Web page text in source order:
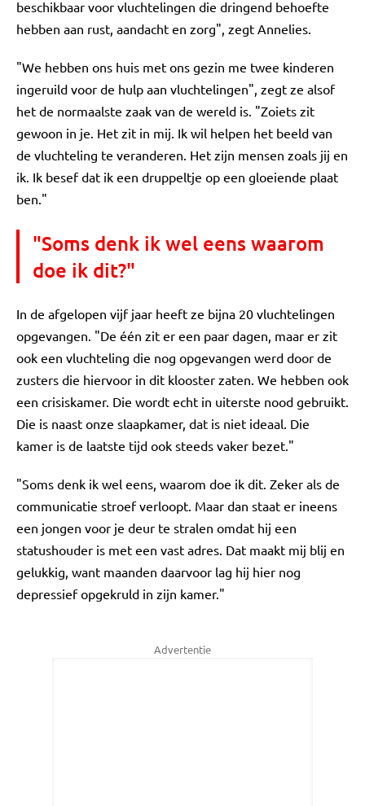
beschikbaar voor vluchtelingen die dringend behoefte
hebben aan rust, aandacht en zorg", zegt Annelies.
"We hebben ons huis met ons gezin me twee kinderen
ingeruild voor de hulp aan vluchtelingen", zegt ze alsof
het de normaalste zaak van de wereld is. "Zoiets zit
gewoon in je. Het zit in mij. Ik wil helpen het beeld van
de vluchteling te veranderen. Het zijn mensen zoals jij en
ik. Ik besef dat ik een druppeltje op een gloeiende plaat
ben."
"Soms denk ik wel eens waarom
doe ik dit?"
In de afgelopen vijf jaar heeft ze bijna 20 vluchtelingen
opgevangen. "De één zit er een paar dagen, maar er zit
ook een vluchteling die nog opgevangen werd door de
zusters die hiervoor in dit klooster zaten. We hebben ook
een crisiskamer. Die wordt echt in uiterste nood gebruikt.
Die is naast onze slaapkamer, dat is niet ideaal. Die
kamer is de laatste tijd ook steeds vaker bezet."
"Soms denk ik wel eens, waarom doe ik dit. Zeker als de
communicatie stroef verloopt. Maar dan staat er ineens
een jongen voor je deur te stralen omdat hij een
statushouder is met een vast adres. Dat maakt mij blij en
gelukkig, want maanden daarvoor lag hij hier nog
depressief opgekruld in zijn kamer."
Advertentie